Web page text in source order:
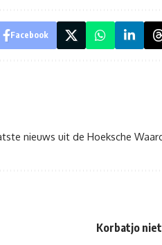
Facebook
nieuws uit de Hoeksche
Korbatjo